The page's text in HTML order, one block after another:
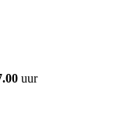
uur